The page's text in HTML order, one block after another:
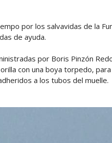
por los salvavidas de la
de ayuda.
por Boris Pinzón
con una boya torpedo,
a los tubos del muelle.